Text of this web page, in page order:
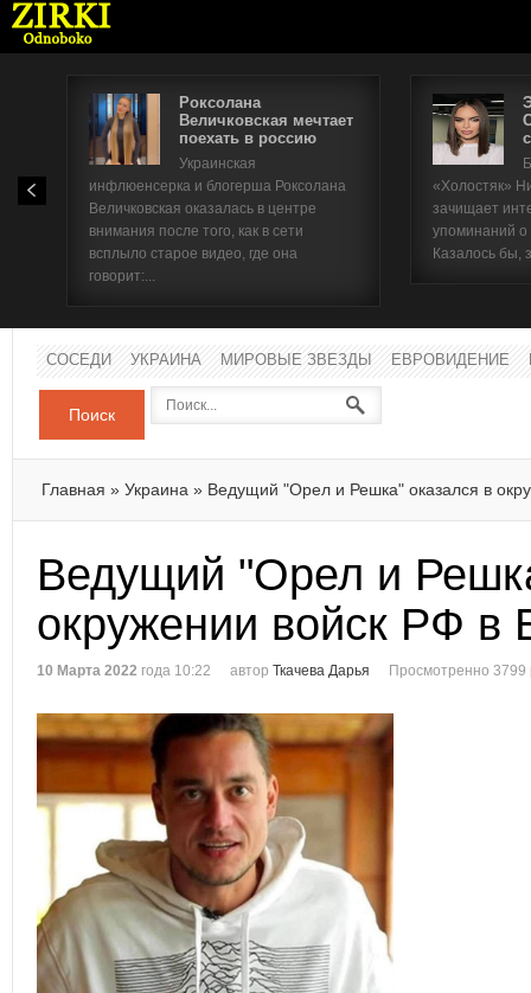
Роксолана
Величковская мечтает
поехать в россию
Украинская
инфлюенсерка и блогерша Роксолана
Величковская оказалась в центре
внимания после того, как в сети
всплыло старое видео, где она
говорит:...
«Холостяк»
зачищает
упоминаний
Казалось бы,
СОСЕДИ УКРАИНА МИРОВЫЕ ЗВЕЗДЫ ЕВРОВИДЕНИЕ
Поиск
Главная » Украина » Ведущий "Орел и Решка" оказался в
Ведущий "Орел и
окружении войск РФ в
10 Марта 2022 года 10:22 автор Ткачева Дарья Просмотренно 3799
Имя